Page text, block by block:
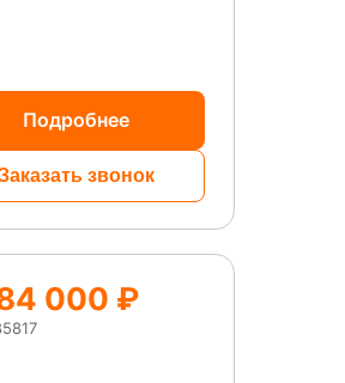
Подробнее
звонок
000 ₽